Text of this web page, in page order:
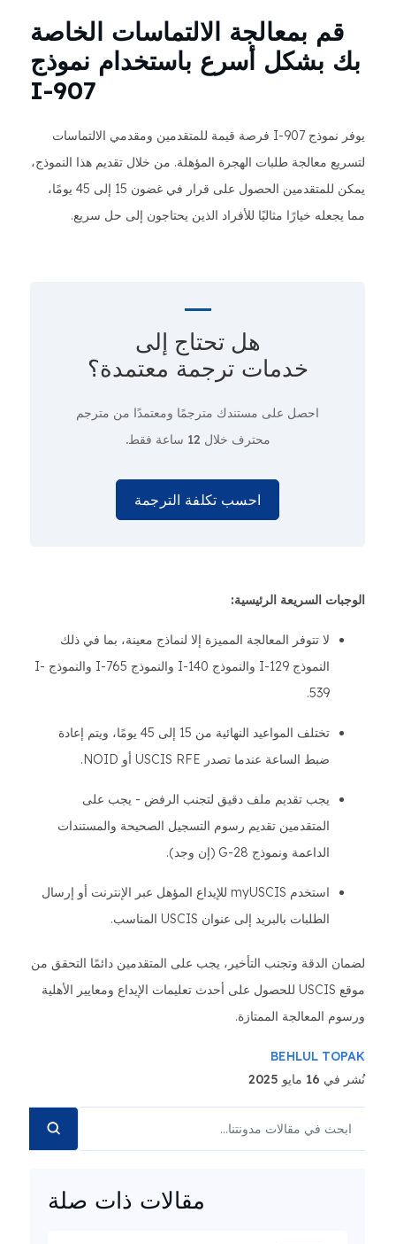
قم بمعالجة الالتماسات الخاصة
بك بشكل أسرع باستخدام نموذج
I-907
يوفر نموذج I-907 فرصة قيمة للمتقدمين ومقدمي الالتماسات
لتسريع معالجة طلبات الهجرة المؤهلة. من خلال تقديم هذا النموذج،
يمكن للمتقدمين الحصول على قرار في غضون 15 إلى 45 يومًا،
مما يجعله خيارًا مثاليًا للأفراد الذين يحتاجون إلى حل سريع.
هل تحتاج إلى
خدمات ترجمة معتمدة؟
احصل على مستندك مترجمًا ومعتمدًا من مترجم
محترف خلال 12 ساعة فقط.
احسب تكلفة الترجمة
الوجبات السريعة الرئيسية:
لا تتوفر المعالجة المميزة إلا لنماذج معينة، بما في ذلك
النموذج I-129 والنموذج I-140 والنموذج I-765 والنموذج I-
539.
تختلف المواعيد النهائية من 15 إلى 45 يومًا، ويتم إعادة
ضبط الساعة عندما تصدر USCIS RFE أو NOID.
يجب تقديم ملف دقيق لتجنب الرفض - يجب على
المتقدمين تقديم رسوم التسجيل الصحيحة والمستندات
الداعمة ونموذج G-28 (إن وجد).
استخدم myUSCIS للإيداع المؤهل عبر الإنترنت أو إرسال
الطلبات بالبريد إلى عنوان USCIS المناسب.
لضمان الدقة وتجنب التأخير، يجب على المتقدمين دائمًا التحقق من
موقع USCIS للحصول على أحدث تعليمات الإيداع ومعايير الأهلية
ورسوم المعالجة الممتازة.
BEHLUL TOPAK
نُشر في 16 مايو 2025
مقالات ذات صلة